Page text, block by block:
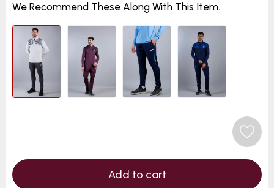
We Recommend These Along With This Item.